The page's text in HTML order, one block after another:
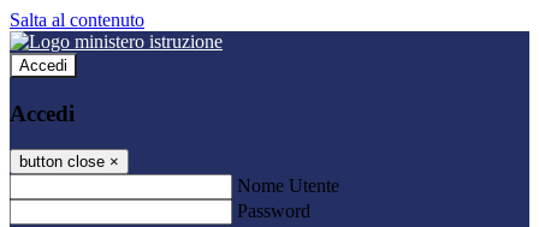
Salta al contenuto
Accedi
Accedi
button close ×
Nome Utente
Password